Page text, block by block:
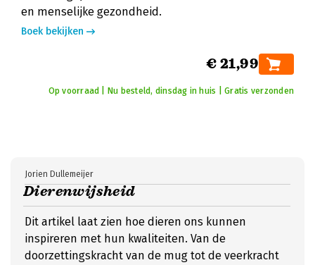
en menselijke gezondheid.
Boek bekijken
€ 21,99
Op voorraad | Nu besteld, dinsdag in huis | Gratis verzonden
Dierenwijsheid
Jorien Dullemeijer
Dit artikel laat zien hoe dieren ons kunnen
inspireren met hun kwaliteiten. Van de
doorzettingskracht van de mug tot de veerkracht